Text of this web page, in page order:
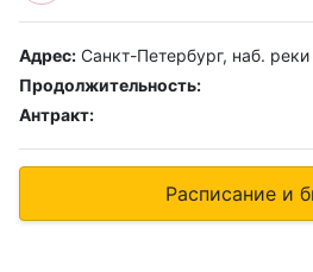
Адрес: Санкт-Петербург, наб.
Продолжительность:
Антракт:
Расписание и